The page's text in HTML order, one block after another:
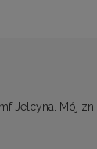
Jelcyna. Mój